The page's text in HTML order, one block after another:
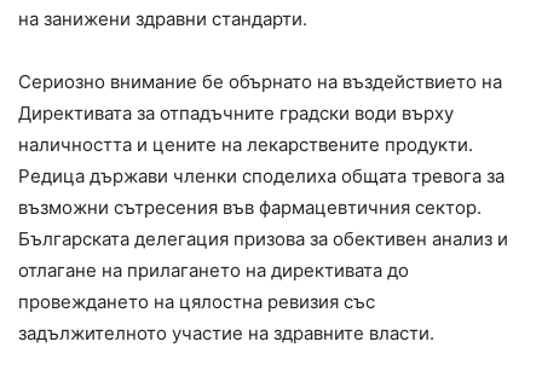
на занижени здравни стандарти.
Сериозно внимание бе обърнато на въздействието на
Директивата за отпадъчните градски води върху
наличността и цените на лекарствените продукти.
Редица държави членки споделиха общата тревога за
възможни сътресения във фармацевтичния сектор.
Българската делегация призова за обективен анализ и
отлагане на прилагането на директивата до
провеждането на цялостна ревизия със
задължителното участие на здравните власти.